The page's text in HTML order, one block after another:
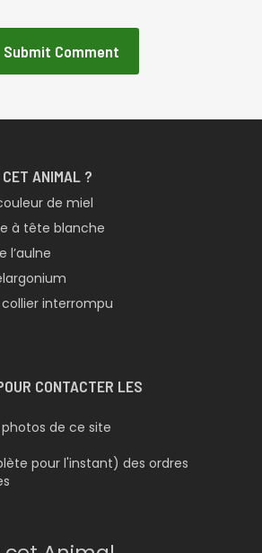
ANIMAL ?
de miel
à tête blanche
l’aulne
interrompu
CONTACTER LES
de ce site
pour l'instant) des ordres